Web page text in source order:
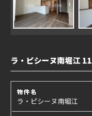
ラ・ピシーヌ南堀江
物件名
ラ・ピシーヌ南堀江